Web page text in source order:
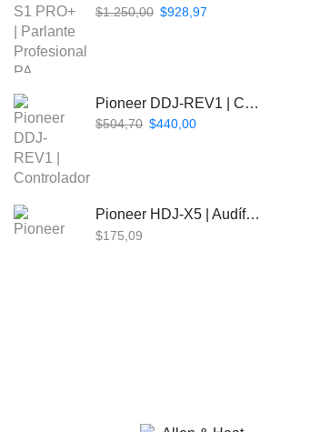
$1.250,00 $928,97
Pioneer DDJ-REV1 | Controlador DJ de 2 canales estilo Scratch
$504,70 $440,00
Pioneer HDJ-X5 | Audífonos para DJ
$175,09